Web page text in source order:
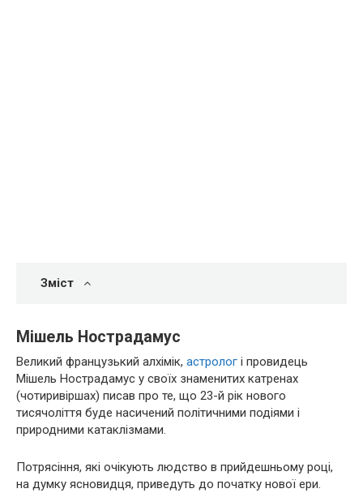
Зміст
Мішель Нострадамус
Великий французький алхімік, астролог і провидець
Мішель Нострадамус у своїх знаменитих катренах
(чотиривіршах) писав про те, що 23-й рік нового
тисячоліття буде насичений політичними подіями і
природними катаклізмами.
Потрясіння, які очікують людство в прийдешньому році,
на думку ясновидця, приведуть до початку нової ери.